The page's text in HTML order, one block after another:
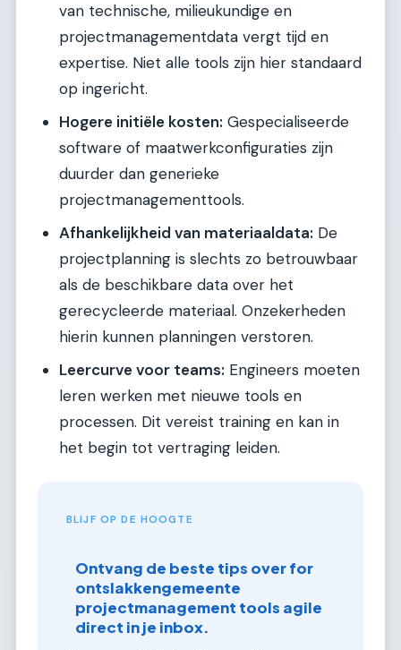
van technische, milieukundige en
projectmanagementdata vergt tijd en
expertise. Niet alle tools zijn hier standaard
op ingericht.
Hogere initiële kosten: Gespecialiseerde
software of maatwerkconfiguraties zijn
duurder dan generieke
projectmanagementtools.
Afhankelijkheid van materiaaldata: De
projectplanning is slechts zo betrouwbaar
als de beschikbare data over het
gerecycleerde materiaal. Onzekerheden
hierin kunnen planningen verstoren.
Leercurve voor teams: Engineers moeten
leren werken met nieuwe tools en
processen. Dit vereist training en kan in
het begin tot vertraging leiden.
BLIJF OP DE HOOGTE
Ontvang de beste tips over for
ontslakkengemeente
projectmanagement tools agile
direct in je inbox.